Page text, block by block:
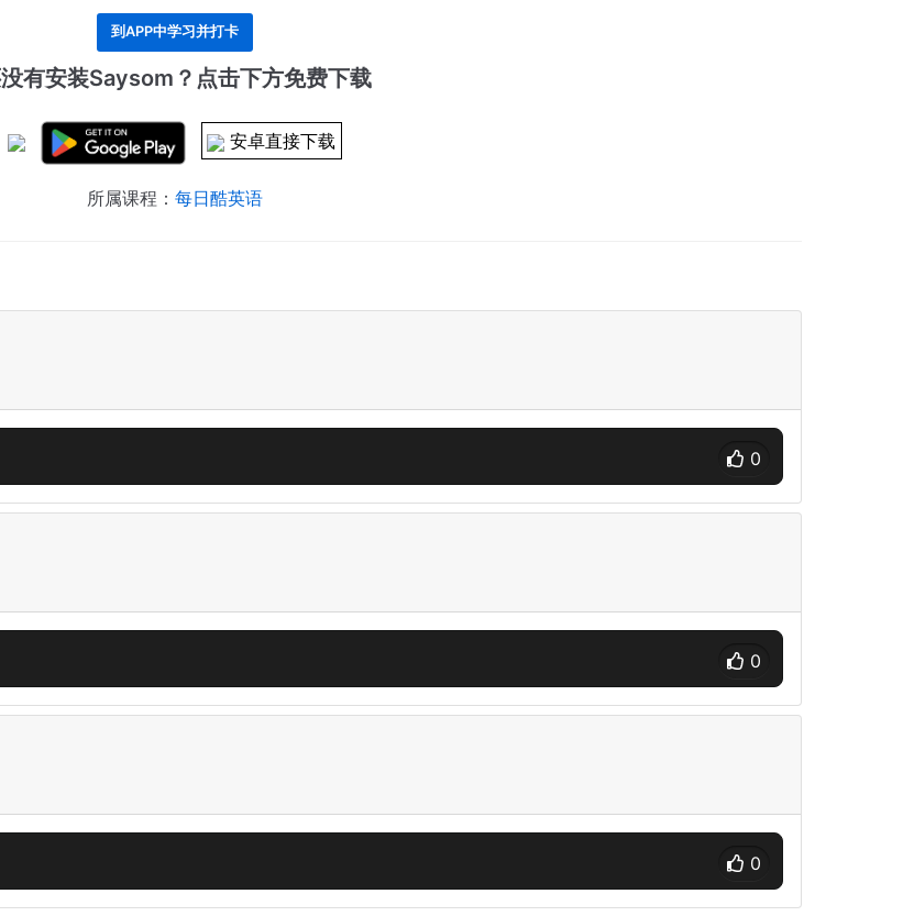
到APP中学习并打卡
有安装Saysom？点击下方免费下载
安卓直接下载
所属课程： 每日酷英语
0
0
0